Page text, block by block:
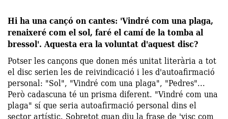
Hi ha una cançó on cantes: 'Vindré com una plaga,
renaixeré com el sol, faré el camí de la tomba al
bressol'. Aquesta era la voluntat d'aquest disc?
Potser les cançons que donen més unitat literària a tot
el disc serien les de reivindicació i les d'autoafirmació
personal: "Sol", "Vindré com una plaga", "Pedres"...
Però cadascuna té un prisma diferent. "Vindré com una
plaga" sí que seria autoafirmació personal dins el
sector artístic. Sobretot quan diu la frase de 'visc com